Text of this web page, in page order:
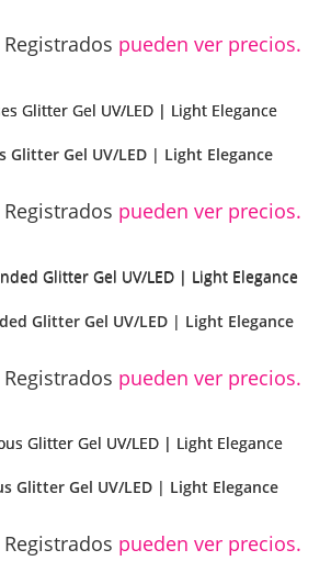
pueden ver precios.
Glitter Gel UV/LED | Light Elegance
pueden ver precios.
Glitter Gel UV/LED | Light Elegance
pueden ver precios.
Glitter Gel UV/LED | Light Elegance
pueden ver precios.